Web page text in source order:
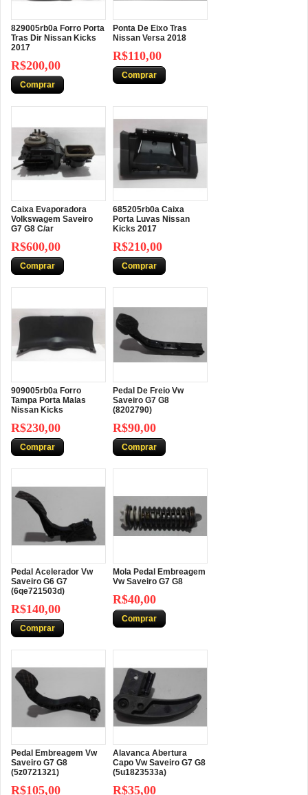
829005rb0a Forro Porta
Tras Dir Nissan Kicks
2017
R$200,00
Comprar
Ponta De Eixo Tras
Nissan Versa 2018
R$110,00
Comprar
Caixa Evaporadora
Volkswagem Saveiro
G7 G8 C/ar
R$600,00
Comprar
685205rb0a Caixa
Porta Luvas Nissan
Kicks 2017
R$210,00
Comprar
909005rb0a Forro
Tampa Porta Malas
Nissan Kicks
R$230,00
Comprar
Pedal De Freio Vw
Saveiro G7 G8
(8202790)
R$90,00
Comprar
Pedal Acelerador Vw
Saveiro G6 G7
(6qe721503d)
R$140,00
Comprar
Mola Pedal Embreagem
Vw Saveiro G7 G8
R$40,00
Comprar
Pedal Embreagem Vw
Saveiro G7 G8
(5z0721321)
R$105,00
Alavanca Abertura
Capo Vw Saveiro G7 G8
(5u1823533a)
R$35,00